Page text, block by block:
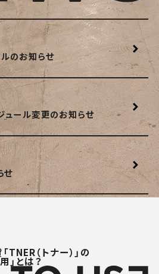
ルのお知らせ
ュール変更のお知らせ
せ
（トナー）」の
」とは？